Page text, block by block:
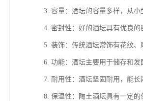
3. 容量：酒坛的容量多样，从小
4. 密封性：好的酒坛具有优良
5. 装饰：传统酒坛常饰有花纹、
6. 功能：酒坛主要用于储存和发
7. 耐用性：酒坛坚固耐用，能
8. 保温性：陶土酒坛具有一定的